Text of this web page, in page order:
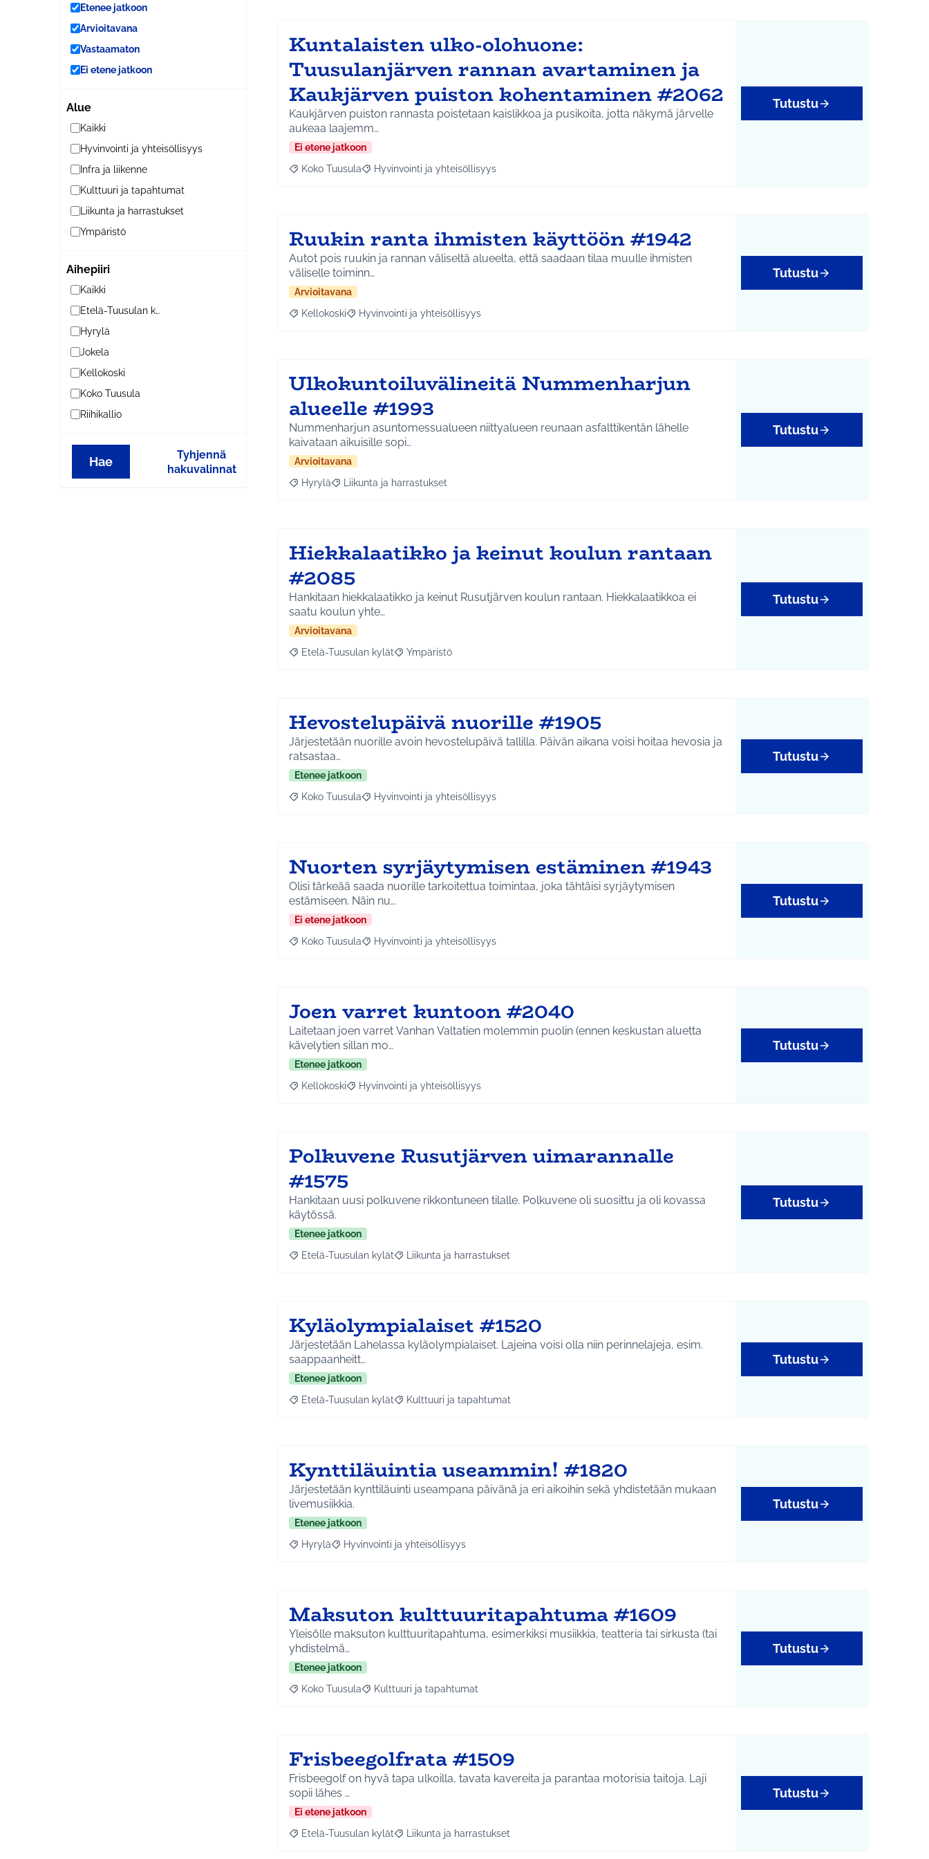
Etenee jatkoon
Arvioitavana
Vastaamaton
Ei etene jatkoon
Alue
Kaikki
Hyvinvointi ja yhteisöllisyys
Infra ja liikenne
Kulttuuri ja tapahtumat
Liikunta ja harrastukset
Ympäristö
Aihepiiri
Kaikki
Etelä-Tuusulan kylät
Hyrylä
Jokela
Kellokoski
Koko Tuusula
Riihikallio
Hae
Tyhjennä
hakuvalinnat
Kuntalaisten ulko-olohuone:
Tuusulanjärven rannan avartaminen ja
Kaukjärven puiston kohentaminen #2062
Kaukjärven puiston rannasta poistetaan kaislikkoa ja pusikoita, jotta näkymä järvelle
aukeaa laajemm…
Ei etene jatkoon
Rajaa tulokset aihepiirin mukaan: Koko Tuusula
Koko Tuusula Rajaa tulokset teeman mukaan: Hyvinvointi ja yhteisöllisyys
Hyvinvointi ja yhteisöllisyys
Tutustu
Ruukin ranta ihmisten käyttöön #1942
Autot pois ruukin ja rannan väliseltä alueelta, että saadaan tilaa muulle ihmisten
väliselle toiminn…
Arvioitavana
Rajaa tulokset aihepiirin mukaan: Kellokoski
Kellokoski Rajaa tulokset teeman mukaan: Hyvinvointi ja yhteisöllisyys
Hyvinvointi ja yhteisöllisyys
Tutustu
Ulkokuntoiluvälineitä Nummenharjun
alueelle #1993
Nummenharjun asuntomessualueen niittyalueen reunaan asfalttikentän lähelle
kaivataan aikuisille sopi…
Arvioitavana
Rajaa tulokset aihepiirin mukaan: Hyrylä
Hyrylä Rajaa tulokset teeman mukaan: Liikunta ja harrastukset
Liikunta ja harrastukset
Tutustu
Hiekkalaatikko ja keinut koulun rantaan
#2085
Hankitaan hiekkalaatikko ja keinut Rusutjärven koulun rantaan. Hiekkalaatikkoa ei
saatu koulun yhte…
Arvioitavana
Rajaa tulokset aihepiirin mukaan: Etelä-Tuusulan kylät
Etelä-Tuusulan kylät Rajaa tulokset teeman mukaan: Ympäristö
Ympäristö
Tutustu
Hevostelupäivä nuorille #1905
Järjestetään nuorille avoin hevostelupäivä tallilla. Päivän aikana voisi hoitaa hevosia ja
ratsastaa…
Etenee jatkoon
Rajaa tulokset aihepiirin mukaan: Koko Tuusula
Koko Tuusula Rajaa tulokset teeman mukaan: Hyvinvointi ja yhteisöllisyys
Hyvinvointi ja yhteisöllisyys
Tutustu
Nuorten syrjäytymisen estäminen #1943
Olisi tärkeää saada nuorille tarkoitettua toimintaa, joka tähtäisi syrjäytymisen
estämiseen. Näin nu…
Ei etene jatkoon
Rajaa tulokset aihepiirin mukaan: Koko Tuusula
Koko Tuusula Rajaa tulokset teeman mukaan: Hyvinvointi ja yhteisöllisyys
Hyvinvointi ja yhteisöllisyys
Tutustu
Joen varret kuntoon #2040
Laitetaan joen varret Vanhan Valtatien molemmin puolin (ennen keskustan aluetta
kävelytien sillan mo…
Etenee jatkoon
Rajaa tulokset aihepiirin mukaan: Kellokoski
Kellokoski Rajaa tulokset teeman mukaan: Hyvinvointi ja yhteisöllisyys
Hyvinvointi ja yhteisöllisyys
Tutustu
Polkuvene Rusutjärven uimarannalle
#1575
Hankitaan uusi polkuvene rikkontuneen tilalle. Polkuvene oli suosittu ja oli kovassa
käytössä.
Etenee jatkoon
Rajaa tulokset aihepiirin mukaan: Etelä-Tuusulan kylät
Etelä-Tuusulan kylät Rajaa tulokset teeman mukaan: Liikunta ja harrastukset
Liikunta ja harrastukset
Tutustu
Kyläolympialaiset #1520
Järjestetään Lahelassa kyläolympialaiset. Lajeina voisi olla niin perinnelajeja, esim.
saappaanheitt…
Etenee jatkoon
Rajaa tulokset aihepiirin mukaan: Etelä-Tuusulan kylät
Etelä-Tuusulan kylät Rajaa tulokset teeman mukaan: Kulttuuri ja tapahtumat
Kulttuuri ja tapahtumat
Tutustu
Kynttiläuintia useammin! #1820
Järjestetään kynttiläuinti useampana päivänä ja eri aikoihin sekä yhdistetään mukaan
livemusiikkia.
Etenee jatkoon
Rajaa tulokset aihepiirin mukaan: Hyrylä
Hyrylä Rajaa tulokset teeman mukaan: Hyvinvointi ja yhteisöllisyys
Hyvinvointi ja yhteisöllisyys
Tutustu
Maksuton kulttuuritapahtuma #1609
Yleisölle maksuton kulttuuritapahtuma, esimerkiksi musiikkia, teatteria tai sirkusta (tai
yhdistelmä…
Etenee jatkoon
Rajaa tulokset aihepiirin mukaan: Koko Tuusula
Koko Tuusula Rajaa tulokset teeman mukaan: Kulttuuri ja tapahtumat
Kulttuuri ja tapahtumat
Tutustu
Frisbeegolfrata #1509
Frisbeegolf on hyvä tapa ulkoilla, tavata kavereita ja parantaa motorisia taitoja. Laji
sopii lähes …
Ei etene jatkoon
Rajaa tulokset aihepiirin mukaan: Etelä-Tuusulan kylät
Etelä-Tuusulan kylät Rajaa tulokset teeman mukaan: Liikunta ja harrastukset
Liikunta ja harrastukset
Tutustu